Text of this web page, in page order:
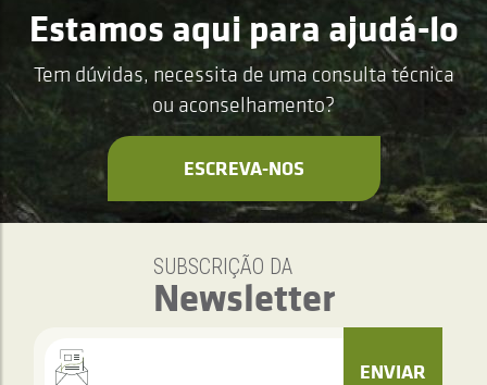
Estamos aqui para ajudá-lo
Tem dúvidas, necessita de uma consulta técnica
ou aconselhamento?
ESCREVA-NOS
SUBSCRIÇÃO DA
Newsletter
ENVIAR